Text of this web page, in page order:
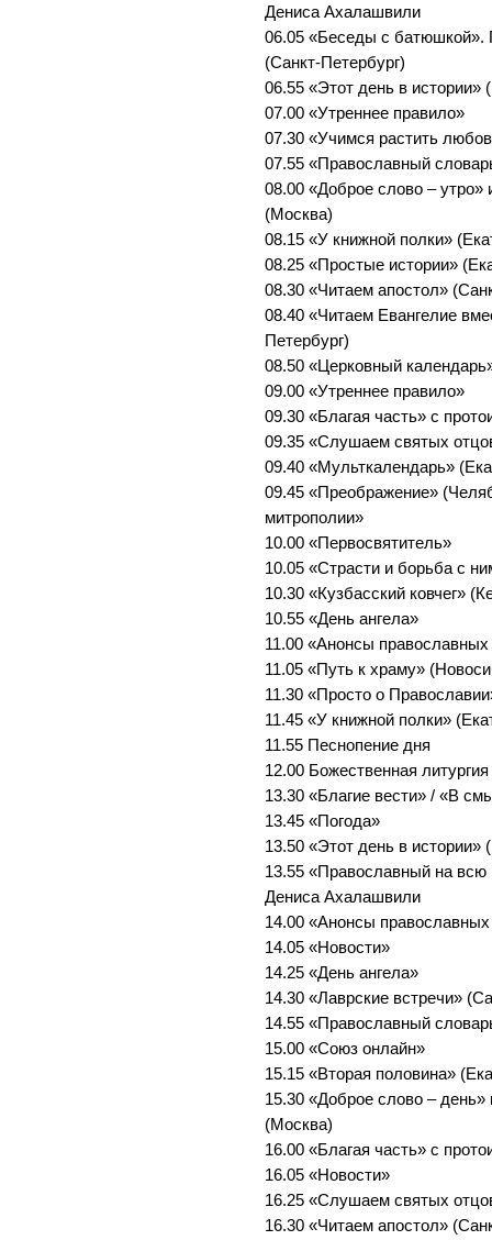
Дениса Ахалашвили
06.05 «Беседы с батюшкой».
(Санкт-Петербург)
06.55 «Этот день в истории»
07.00 «Утреннее правило»
07.30 «Учимся растить
07.55 «Православный
08.00 «Доброе слово –
(Москва)
08.15 «У книжной полки»
08.25 «Простые истории»
08.30 «Читаем апостол»
08.40 «Читаем Евангелие
Петербург)
08.50 «Церковный
09.00 «Утреннее правило»
09.30 «Благая часть» с
09.35 «Слушаем святых
09.40 «Мульткалендарь»
09.45 «Преображение»
митрополии»
10.00 «Первосвятитель»
10.05 «Страсти и борьба с
10.30 «Кузбасский ковчег»
10.55 «День ангела»
11.00 «Анонсы
11.05 «Путь к храму»
11.30 «Просто о
11.45 «У книжной полки»
11.55 Песнопение дня
12.00 Божественная
13.30 «Благие вести» / «В
13.45 «Погода»
13.50 «Этот день в истории»
13.55 «Православный на всю
Дениса Ахалашвили
14.00 «Анонсы
14.05 «Новости»
14.25 «День ангела»
14.30 «Лаврские встречи»
14.55 «Православный
15.00 «Союз онлайн»
15.15 «Вторая половина»
15.30 «Доброе слово –
(Москва)
16.00 «Благая часть» с
16.05 «Новости»
16.25 «Слушаем святых
16.30 «Читаем апостол»